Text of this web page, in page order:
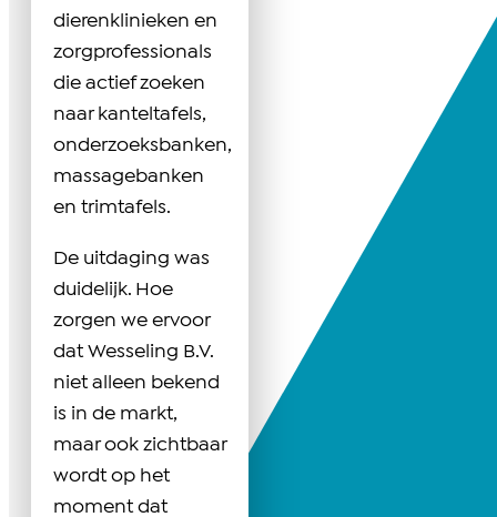
dierenklinieken en
zorgprofessionals
die actief zoeken
naar kanteltafels,
onderzoeksbanken,
massagebanken
en trimtafels.
De uitdaging was
duidelijk. Hoe
zorgen we ervoor
dat Wesseling B.V.
niet alleen bekend
is in de markt,
maar ook zichtbaar
wordt op het
moment dat